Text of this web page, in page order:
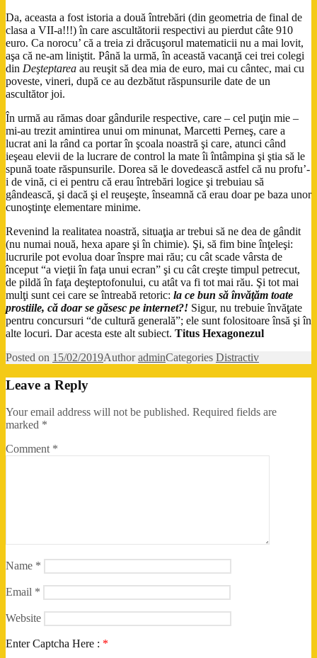
Da, aceasta a fost istoria a două întrebări (din geometria de final de
clasa a VII-a!!!) în care ascultătorii respectivi au pierdut câte 910
euro. Ca norocu’ că a treia zi drăcuşorul matematicii nu a mai lovit,
aşa că ne-am liniştit. Până la urmă, în această vacanţă cei trei colegi
din Deşteptarea au reuşit să dea mia de euro, mai cu cântec, mai cu
poveste, vineri, după ce au dezbătut răspunsurile date de un
ascultător joi.
În urmă au rămas doar gândurile respective, care – cel puţin mie –
mi-au trezit amintirea unui om minunat, Marcetti Perneş, care a
lucrat ani la rând ca portar în şcoala noastră şi care, atunci când
ieşeau elevii de la lucrare de control la mate îi întâmpina şi ştia să le
spună toate răspunsurile. Dorea să le dovedească astfel că nu profu’-
i de vină, ci ei pentru că erau întrebări logice şi trebuiau să
gândească, şi dacă şi el reuşeşte, înseamnă că erau doar pe baza unor
cunoştinţe elementare minime.
Revenind la realitatea noastră, situaţia ar trebui să ne dea de gândit
(nu numai nouă, hexa apare şi în chimie). Şi, să fim bine înţeleşi:
lucrurile pot evolua doar înspre mai rău; cu cât scade vârsta de
început “a vieţii în faţa unui ecran” şi cu cât creşte timpul petrecut,
de pildă în faţa deşteptofonului, cu atât va fi tot mai rău. Şi tot mai
mulţi sunt cei care se întreabă retoric: la ce bun să învăţăm toate
prostiile, că doar se găsesc pe internet?! Sigur, nu trebuie învăţate
pentru concursuri “de cultură generală”; ele sunt folositoare însă şi în
alte locuri. Dar acesta este alt subiect. Titus Hexagonezul
Posted on 15/02/2019AuthoradminCategories Distractiv
Leave a Reply
Your email address will not be published. Required fields are
marked *
Comment *
Name *
Email *
Website
Enter Captcha Here : *